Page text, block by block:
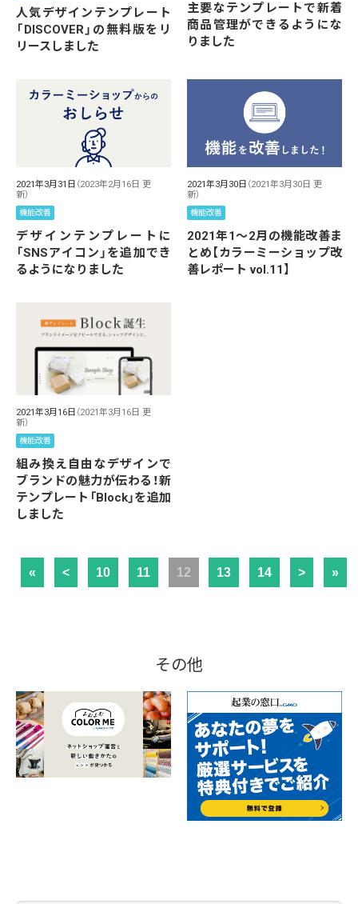
人気デザインテンプレート
「DISCOVER」の無料版をリ
リースしました
主要なテンプレートで新着
商品管理ができるようにな
りました
2021年3月31日 （2023年2月16日 更
新）
機能改善
デザインテンプレートに
「SNSアイコン」を追加でき
るようになりました
2021年3月30日 （2021年3月30日 更
新）
機能改善
2021年1～2月の機能改善ま
とめ【カラーミーショップ改
善レポート vol.11】
2021年3月16日 （2021年3月16日 更
新）
機能改善
組み換え自由なデザインで
ブランドの魅力が伝わる！新
テンプレート「Block」を追加
しました
« < 10 11 12 13 14 > »
その他